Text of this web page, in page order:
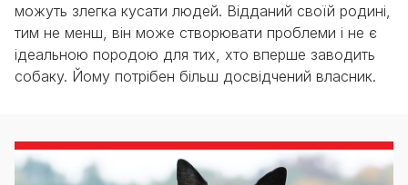
можуть злегка кусати людей. Відданий своїй родині,
тим не менш, він може створювати проблеми і не є
ідеальною породою для тих, хто вперше заводить
собаку. Йому потрібен більш досвідчений власник.